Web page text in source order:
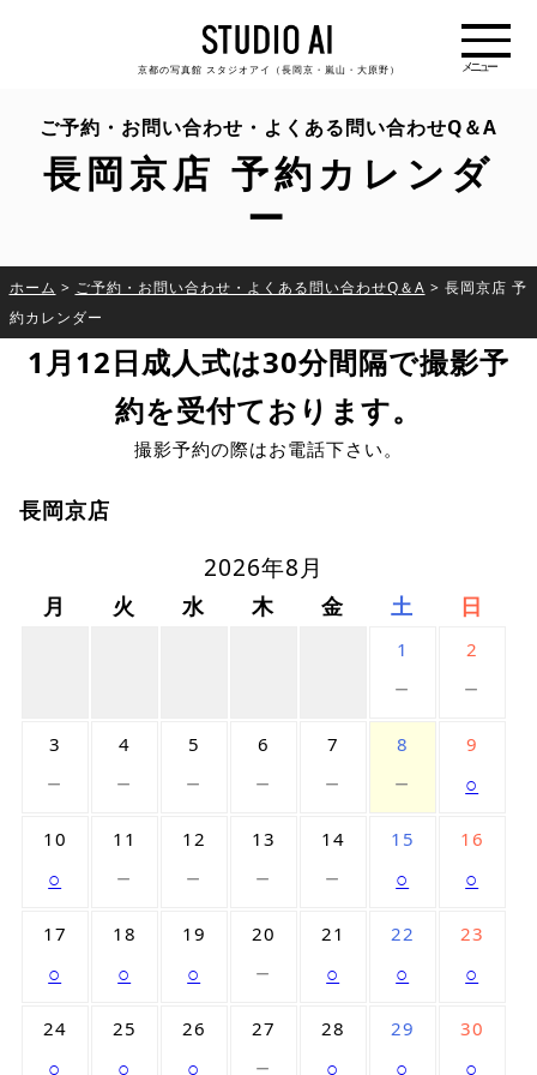
京都の写真館 スタジオアイ（長岡京・嵐山・大原野）
ご予約・お問い合わせ・よくある問い合わせQ＆A
長岡京店 予約カレンダ
ー
ホーム > ご予約・お問い合わせ・よくある問い合わせQ＆A > 長岡京店 予
約カレンダー
1月12日成人式は30分間隔で撮影予
約を受付ております。
撮影予約の際はお電話下さい。
長岡京店
2026年8月
月 火 水 木 金 土 日
1
－
2
－
3
－
4
－
5
－
6
－
7
－
8
－
9
○
10
○
11
－
12
－
13
－
14
－
15
○
16
○
17
○
18
○
19
○
20
－
21
○
22
○
23
○
24
○
25
○
26
○
27
－
28
○
29
○
30
○